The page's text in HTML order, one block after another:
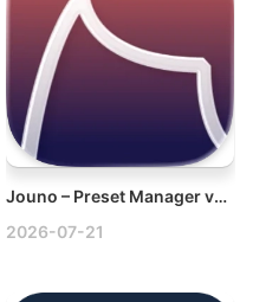
Jouno – Preset Manager v2.9.1 Mac合成器预设破解版
2026-07-21